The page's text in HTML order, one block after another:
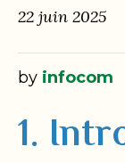
22 juin 2025
by infocom
1.